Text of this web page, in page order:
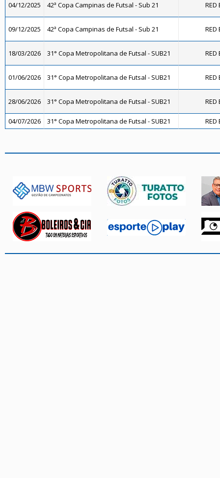
04/12/2025 42ª Copa Campinas de Futsal - Sub 21 RED
09/12/2025 42ª Copa Campinas de Futsal - Sub 21 RED
18/03/2026 31° Copa Metropolitana de Futsal - SUB21 RED
01/06/2026 31° Copa Metropolitana de Futsal - SUB21 RED
28/06/2026 31° Copa Metropolitana de Futsal - SUB21 RED
04/07/2026 31° Copa Metropolitana de Futsal - SUB21 RED